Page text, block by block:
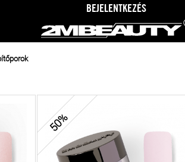
BEJELENTKEZÉS
50%